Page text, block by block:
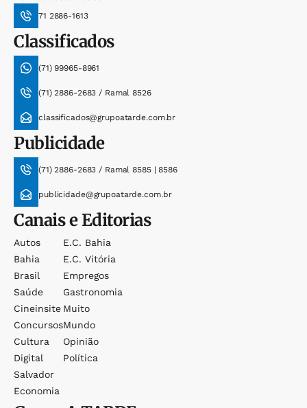
71 2886-1613
Classificados
(71) 99965-8961
(71) 2886-2683 / Ramal 8526
classificados@grupoatarde.com.br
Publicidade
(71) 2886-2683 / Ramal 8585 | 8586
publicidade@grupoatarde.com.br
Canais e Editorias
Autos
Bahia
Brasil
Saúde
Cineinsite
Concursos
Cultura
Digital
Salvador
Economia
E.c. Bahia
E.c. Vitória
Empregos
Gastronomia
Muito
Mundo
Opinião
Política